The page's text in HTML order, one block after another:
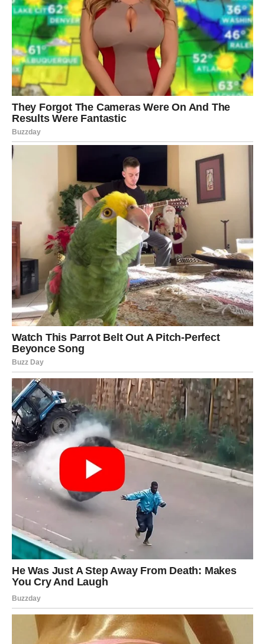
PREUZMITE BESPLATNO!
⋆ KNJIGA SA RECEPTIMA ⋆
Upiši svoj email i preuzmi BESPLATNU
knjigu s receptima! Uživaj u jednostavnim
i ukusnim jelima koja će osvojiti tvoje
najdraže.
Jednim klikom preuzmi knjigu s najboljim
receptima!